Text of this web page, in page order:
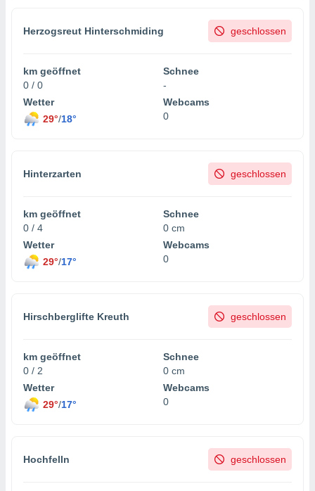
Herzogsreut Hinterschmiding geschlossen
km geöffnet
0 / 0
Schnee
-
Wetter
29°/18°
Webcams
0
Hinterzarten geschlossen
km geöffnet
0 / 4
Schnee
0 cm
Wetter
29°/17°
Webcams
0
Hirschberglifte Kreuth geschlossen
km geöffnet
0 / 2
Schnee
0 cm
Wetter
29°/17°
Webcams
0
Hochfelln geschlossen